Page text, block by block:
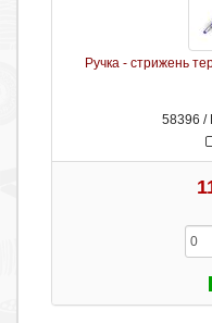
Ручка - стрижень
58396 /